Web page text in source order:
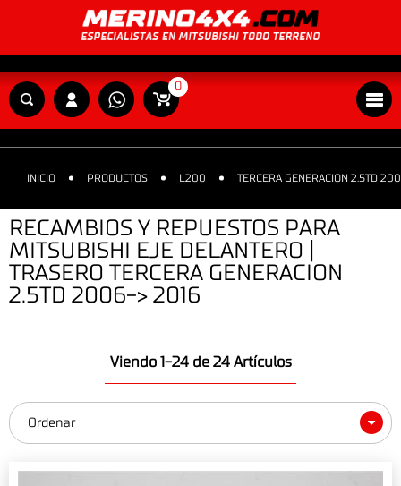
0
INICIO PRODUCTOS L200 TERCERA GENERACION 2.5TD
RECAMBIOS Y REPUESTOS PARA
MITSUBISHI EJE DELANTERO |
TRASERO TERCERA GENERACION
2.5TD 2006-> 2016
Viendo 1-24 de 24 Artículos
Ordenar